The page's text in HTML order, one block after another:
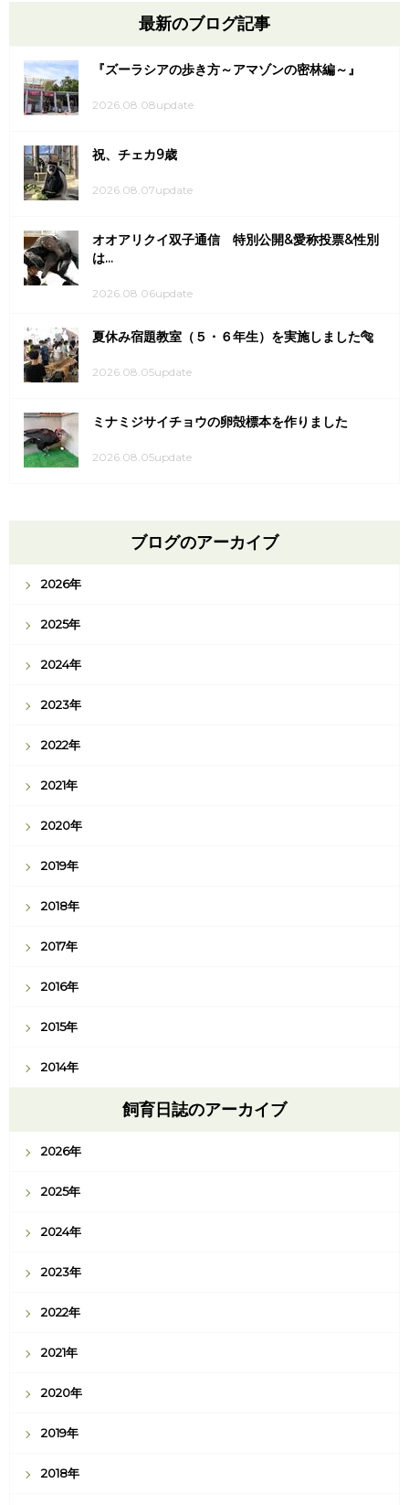
最新のブログ記事
『ズーラシアの歩き方～アマゾンの密林編～』
2026.08.08update
祝、チェカ9歳
2026.08.07update
オオアリクイ双子通信 特別公開&愛称投票&性別
は...
2026.08.06update
夏休み宿題教室（５・６年生）を実施しました🐅
2026.08.05update
ミナミジサイチョウの卵殻標本を作りました
2026.08.05update
ブログのアーカイブ
2026年
2025年
2024年
2023年
2022年
2021年
2020年
2019年
2018年
2017年
2016年
2015年
2014年
飼育日誌のアーカイブ
2026年
2025年
2024年
2023年
2022年
2021年
2020年
2019年
2018年